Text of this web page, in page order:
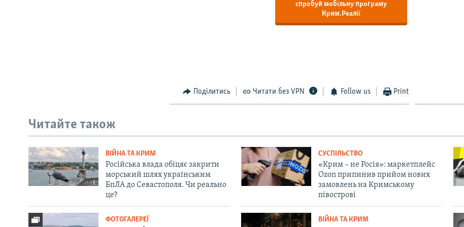
спробуй мобільну програму
Крим.Реалії
Поділитись Читати без VPN Follow us Print
Читайте також
ВІЙНА ТА КРИМ
Російська влада обіцяє закрити
морський шлях українським
БпЛА до Севастополя. Чи реально
це?
СУСПІЛЬСТВО
«Крим – не Росія»: маркетплейс
Ozon припинив прийом нових
замовлень на Кримському
півострові
ФОТОГАЛЕРЕЇ ВІЙНА ТА КРИМ